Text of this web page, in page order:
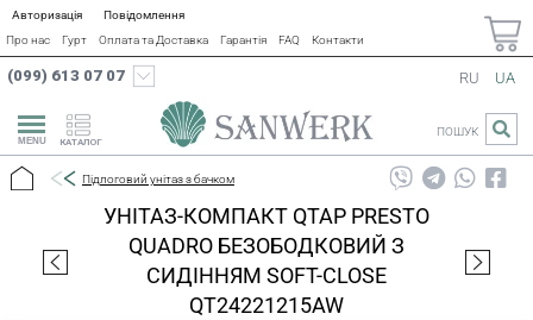
Авторизація
Повідомлення
Про нас
Гурт Оплата та Доставка Гарантія FAQ Контакти
(099) 613 07 07
КАТАЛОГ
RU UA
ПОШУК
Підлоговий унітаз з бачком
УНІТАЗ-КОМПАКТ QTAP PRESTO
QUADRO БЕЗОБОДКОВИЙ З
СИДІННЯМ SOFT-CLOSE
QT24221215AW